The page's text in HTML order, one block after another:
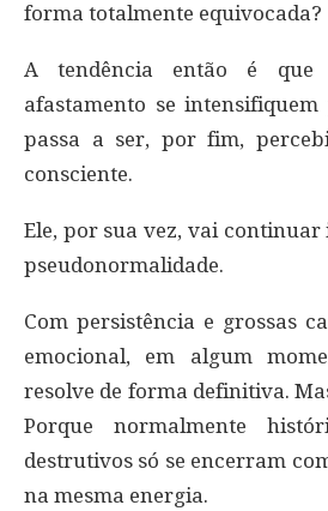
forma totalmente equivocada?
A tendência então é que
afastamento se intensifiquem
passa a ser, por fim,
consciente.
Ele, por sua vez, vai
pseudonormalidade.
Com persistência e grossas
emocional, em algum
resolve de forma definitiva.
Porque normalmente
destrutivos só se encerram
na mesma energia.